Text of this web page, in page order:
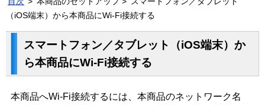
（iOS端末）から本商品にWi-Fi接続する
スマートフォン／タブレット（iOS端末）か
ら本商品にWi-Fi接続する
本商品へWi-Fi接続するには、本商品のネットワーク名